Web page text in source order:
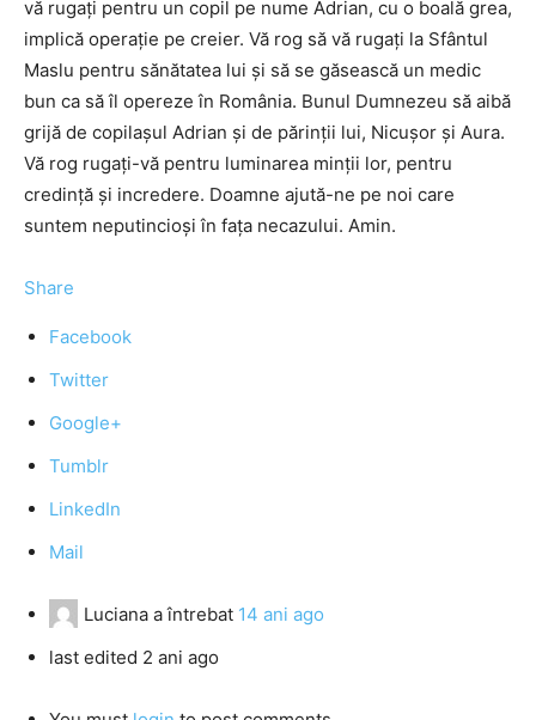
vă rugaţi pentru un copil pe nume Adrian, cu o boală grea,
implică operaţie pe creier. Vă rog să vă rugaţi la Sfântul
Maslu pentru sănătatea lui şi să se găsească un medic
bun ca să îl opereze în România. Bunul Dumnezeu să aibă
grijă de copilaşul Adrian şi de părinţii lui, Nicuşor şi Aura.
Vă rog rugaţi-vă pentru luminarea minţii lor, pentru
credinţă şi incredere. Doamne ajută-ne pe noi care
suntem neputincioşi în faţa necazului. Amin.
Share
Facebook
Twitter
Google+
Tumblr
LinkedIn
Mail
Luciana a întrebat 14 ani ago
last edited 2 ani ago